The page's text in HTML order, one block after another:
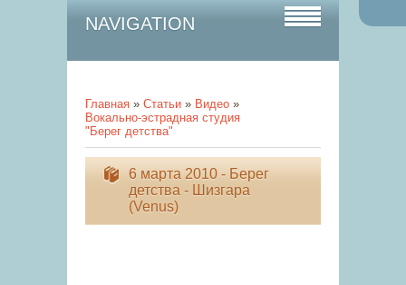
NAVIGATION
Главная » Статьи » Видео »
Вокально-эстрадная студия
"Берег детства"
6 марта 2010 - Берег
детства - Шизгара
(Venus)